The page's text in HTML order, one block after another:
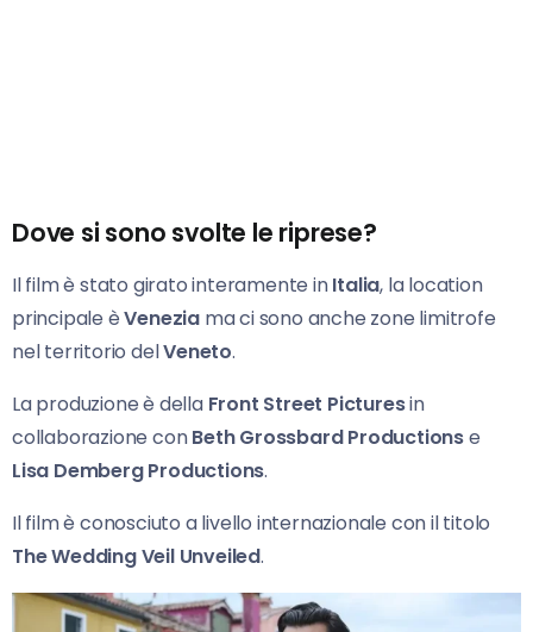
Dove si sono svolte le riprese?
Il film è stato girato interamente inItalia, la location
principale èVenezia ma ci sono anche zone limitrofe
nel territorio delVeneto.
La produzione è della Front Street Picturesin
collaborazione conBeth Grossbard Productionse
Lisa Demberg Productions.
Il film è conosciuto a livello internazionale con il titolo
The Wedding Veil Unveiled.